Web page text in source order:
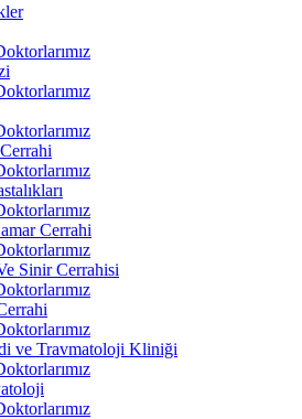
Cerrahi
Sinir Cerrahisi
ve Travmatoloji Kliniği